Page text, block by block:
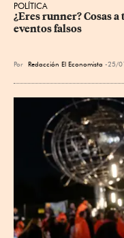
POLÍTICA
¿Eres runner? Cosas
eventos falsos
Por Redacción El Economista 25/